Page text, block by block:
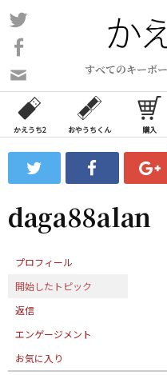
コ
ン
ン
ツ
ス
ッ
すべてのキーボ
い
合
わ
フ
ォ
ム
かえうち2 おやうちくん 購入
daga88alan
プロフィール
開始したトピック
返信
エンゲージメント
お気に入り